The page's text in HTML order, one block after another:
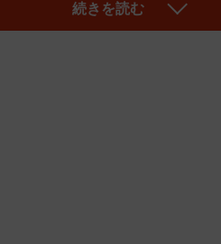
続きを読む